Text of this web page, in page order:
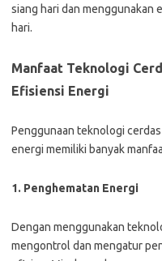
siang hari dan menggunakan
hari.
Manfaat Teknologi
Efisiensi Energi
Penggunaan teknologi
energi memiliki banyak
1. Penghematan Energi
Dengan menggunakan
mengontrol dan mengatur